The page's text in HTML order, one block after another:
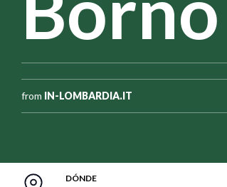
from IN-LOMBARDIA.IT
DÓNDE